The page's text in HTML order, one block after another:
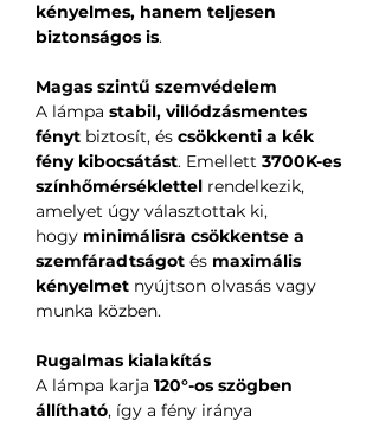
kényelmes, hanem teljesen
biztonságos is.
Magas szintű szemvédelem
A lámpa stabil, villódzásmentes
fényt biztosít, és csökkenti a kék
fény kibocsátást. Emellett 3700K-es
színhőmérséklettel rendelkezik,
amelyet úgy választottak ki,
hogy minimálisra csökkentse a
szemfáradtságot és maximális
kényelmet nyújtson olvasás vagy
munka közben.
Rugalmas kialakítás
A lámpa karja 120°-os szögben
állítható, így a fény iránya